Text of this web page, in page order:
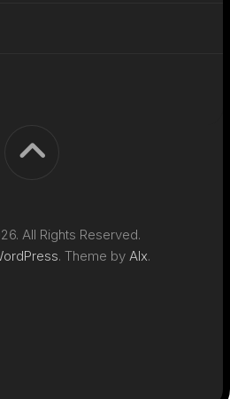
All Rights Reserved.
. Theme by Alx.